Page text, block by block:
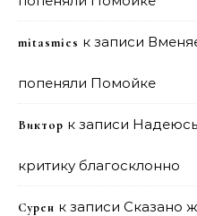
mitasmies к записи
попеняли Помойке
Виктор к записи
критику благосклонно
Сурен к записи Сказано